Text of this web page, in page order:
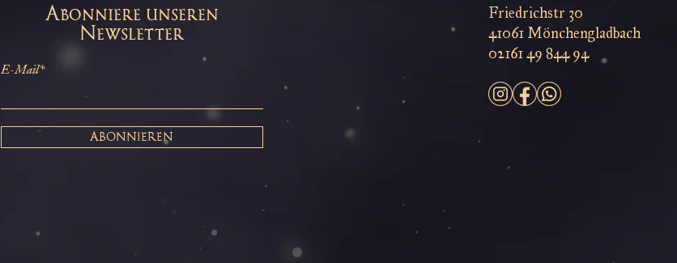
Abonniere unseren
Newsletter
E-Mail*
ABONNIEREN
Friedrichstr 30
41061 Mönchengladbach
02161 49 844 94